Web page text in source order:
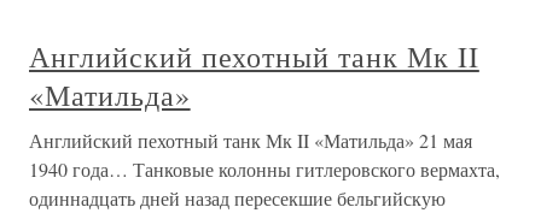
Английский пехотный танк Мк II
«Матильда»
Английский пехотный танк Мк II «Матильда» 21 мая
1940 года… Танковые колонны гитлеровского вермахта,
одиннадцать дней назад пересекшие бельгийскую